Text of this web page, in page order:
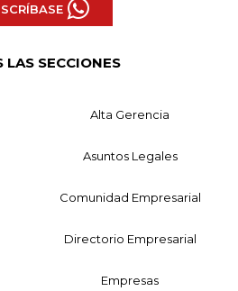
LAS SECCIONES
Alta Gerencia
Asuntos Legales
Comunidad Empresarial
Directorio Empresarial
Empresas